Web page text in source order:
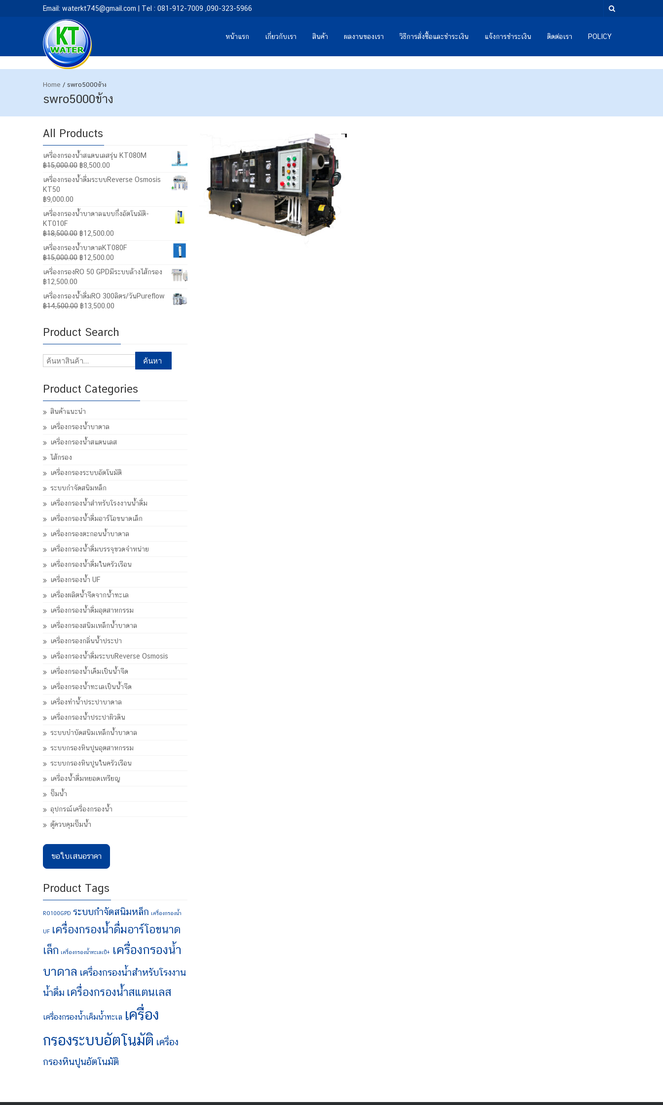
Email: waterkt745@gmail.com | Tel : 081-912-7009 ,090-323-5966
หน้าแรก เกี่ยวกับเรา สินค้า ผลงานของเรา วิธีการสั่งซื้อและชำระเงิน แจ้งการชำระเงิน ติดต่อเรา POLICY
Home / swro5000ข้าง
swro5000ข้าง
All Products
เครื่องกรองน้ำสแตนเลสรุ่น KT080M
฿15,000.00 Original
price
was:
฿8,500.00
is:
เครื่องกรองน้ำดื่มระบบReverse Osmosis
KT50
฿9,000.00
เครื่องกรองน้ำบาดาลแบบกึ่งอัตโนมัติ-
KT010F
฿18,500.00 Original
price
was:
฿18,500.00.
฿12,500.00
is:
เครื่องกรองน้ำบาดาลKT080F
฿15,000.00 Original
was:
฿12,500.00
is:
เครื่องกรองRO 50 GPDมีระบบล้างไส้กรอง
฿12,500.00
เครื่องกรองน้ำดื่มRO 300ลิตร/วันPureflow
฿14,500.00 Original
฿14,500.00.
฿13,500.00
฿13,500.00.
Product Search
ค้นหา: ค้นหา
Product Categories
สินค้าแนะนำ
เครื่องกรองน้ำบาดาล
เครื่องกรองน้ำสแตนเลส
ไส้กรอง
เครื่องกรองระบบอัตโนมัติ
ระบบกำจัดสนิมหล็ก
เครื่องกรองน้ำสำหรับโรงงานน้ำดื่ม
เครื่องกรองน้ำดื่มอาร์โอขนาดเล็ก
เครื่องกรองตะกอนน้ำบาดาล
เครื่องกรองน้ำดื่มบรรจุขวดจำหน่าย
เครื่องกรองน้ำดื่มในครัวเรือน
เครื่องกรองน้ำ UF
เครื่องผลิตน้ำจืดจากน้ำทะเล
เครื่องกรองน้ำดื่มอุตสาหกรรม
เครื่องกรองสนิมเหล็กน้ำบาดาล
เครื่องกรองกลิ่นน้ำประปา
เครื่องกรองน้ำดื่มระบบReverse Osmosis
เครื่องกรองน้ำเค็มเป็นน้ำจืด
เครื่องกรองน้ำทะเลเป็นน้ำจืด
เครื่องทำน้ำประปาบาดาล
เครื่องกรองน้ำประปาผิวดิน
ระบบบำบัดสนิมเหล็กน้ำบาดาล
ระบบกรองหินปูนอุตสาหกรรม
ระบบกรองหินปูนในครัวเรือน
เครื่องน้ำดื่มหยอดเหรียญ
ปั๊มน้ำ
อุปกรณ์เครื่องกรองน้ำ
ตู้ควบคุมปั๊มน้ำ
ขอใบเสนอราคา
Product Tags
RO100GPD ระบบกำจัดสนิมหล็ก เครื่องกรองน้ำ
UF เครื่องกรองน้ำดื่มอาร์โอขนาด
เล็ก เครื่องกรองน้ำทะเลเป็+
เครื่องกรองน้ำ
บาดาล เครื่องกรองน้ำสำหรับโรงงาน
น้ำดื่ม เครื่องกรองน้ำสแตนเลส
เครื่องกรองน้ำเค็มน้ำทะเล เครื่อง
กรองระบบอัตโนมัติ เครื่อง
กรองหินปูนอัตโนมัติ